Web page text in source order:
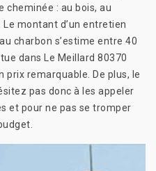
cheminée : au bois, au
montant d’un entretien
charbon s’estime entre 40
dans Le Meillard 80370
remarquable. De plus, le
pas donc à les appeler
et pour ne pas se tromper